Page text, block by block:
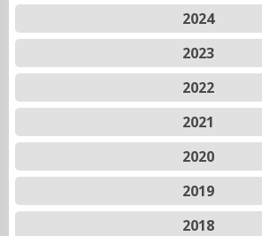
2024
2023
2022
2021
2020
2019
2018